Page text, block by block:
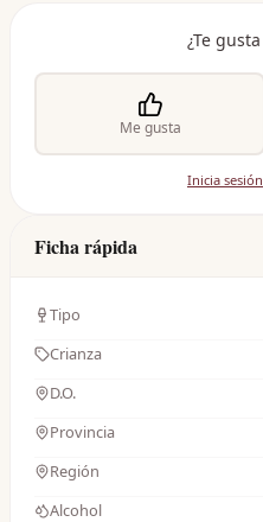
¿Te
Me gusta
Inicia sesión
Ficha rápida
Tipo
Crianza
D.O.
Provincia
Región
Alcohol